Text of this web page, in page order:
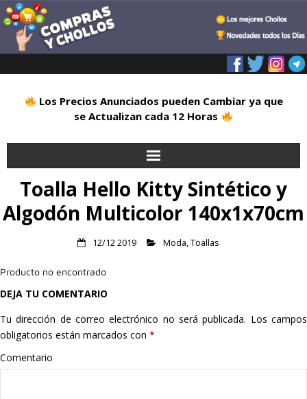
Los Precios Anunciados pueden Cambiar ya que
se Actualizan cada 12 Horas
Inicio
Alimentación
Deportes
Hogar
Informática
Toalla Hello Kitty Sintético y
Algodón Multicolor 140x1x70cm
12/12 2019 Moda,Toallas
Producto no encontrado
DEJA TU COMENTARIO
Tu dirección de correo electrónico no será publicada. Los campos
obligatorios están marcados con *
Comentario